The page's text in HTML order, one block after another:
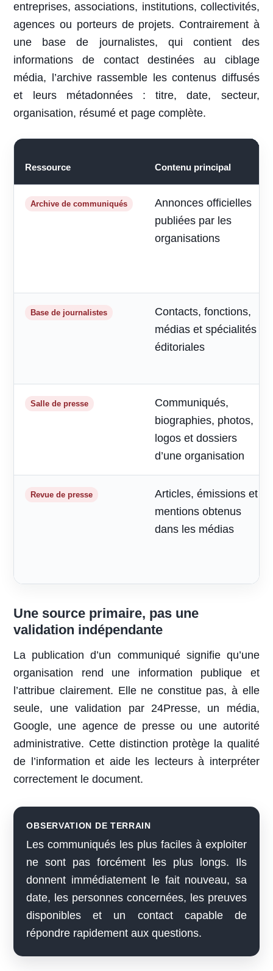
entreprises, associations, institutions, collectivités,
agences ou porteurs de projets. Contrairement à
une base de journalistes, qui contient des
informations de contact destinées au ciblage
média, l’archive rassemble les contenus diffusés
et leurs métadonnées : titre, date, secteur,
organisation, résumé et page complète.
Ressource Contenu principal
Archive de communiqués
Annonces officielles
publiées par les
organisations
Base de journalistes
Contacts, fonctions,
médias et spécialités
éditoriales
Salle de presse
Communiqués,
biographies, photos,
logos et dossiers
d’une organisation
Revue de presse
Articles, émissions et
mentions obtenus
dans les médias
Une source primaire, pas une
validation indépendante
La publication d’un communiqué signifie qu’une
organisation rend une information publique et
l’attribue clairement. Elle ne constitue pas, à elle
seule, une validation par 24Presse, un média,
Google, une agence de presse ou une autorité
administrative. Cette distinction protège la qualité
de l’information et aide les lecteurs à interpréter
correctement le document.
OBSERVATION DE TERRAIN
Les communiqués les plus faciles à exploiter
ne sont pas forcément les plus longs. Ils
donnent immédiatement le fait nouveau, sa
date, les personnes concernées, les preuves
disponibles et un contact capable de
répondre rapidement aux questions.